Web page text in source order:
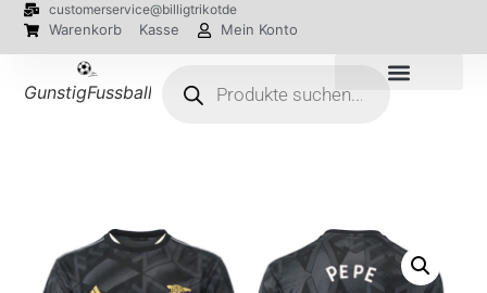
customerservice@billigtrikotde
Warenkorb Kasse Mein Konto
GunstigFussballTrikot